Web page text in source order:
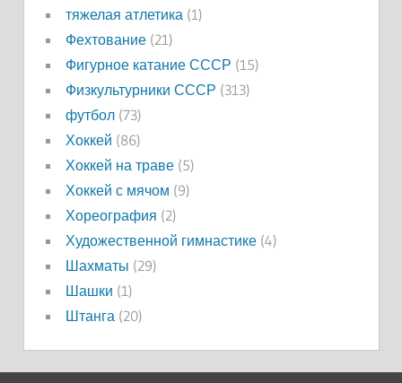
тяжелая атлетика(1)
Фехтование(21)
Фигурное катание СССР (15)
Физкультурники СССР (313)
футбол(73)
Хоккей (86)
Хоккей на траве(5)
Хоккей с мячом (9)
Хореография (2)
Художественной гимнастике(4)
Шахматы (29)
Шашки (1)
Штанга(20)